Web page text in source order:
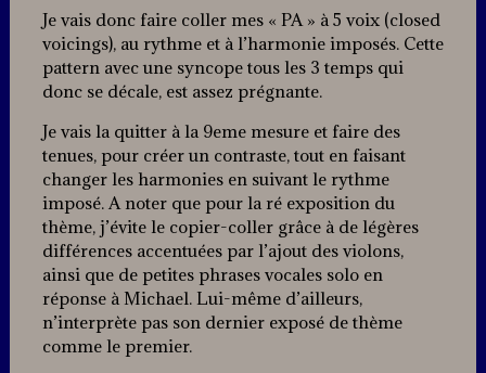
Je vais donc faire coller mes « PA » à 5 voix (closed
voicings), au rythme et à l’harmonie imposés. Cette
pattern avec une syncope tous les 3 temps qui
donc se décale, est assez prégnante.
Je vais la quitter à la 9eme mesure et faire des
tenues, pour créer un contraste, tout en faisant
changer les harmonies en suivant le rythme
imposé. A noter que pour la ré exposition du
thème, j’évite le copier-coller grâce à de légères
différences accentuées par l’ajout des violons,
ainsi que de petites phrases vocales solo en
réponse à Michael. Lui-même d’ailleurs,
n’interprète pas son dernier exposé de thème
comme le premier.